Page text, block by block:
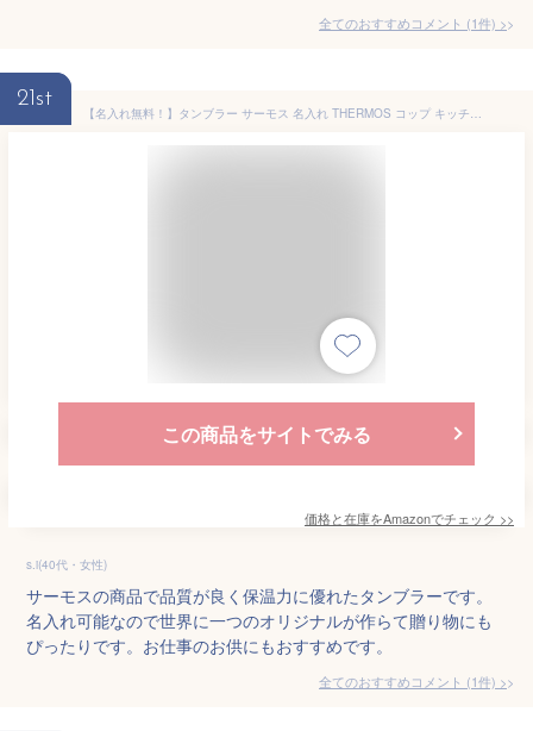
全てのおすすめコメント (1件) >
21st
【名入れ無料！】タンブラー サーモス 名入れ THERMOS コップ キッチン 名前入れ
この商品をサイトでみる
価格と在庫をAmazonでチェック >>
s.i(40代・女性)
サーモスの商品で品質が良く保温力に優れたタンブラーです。
名入れ可能なので世界に一つのオリジナルが作らて贈り物にも
ぴったりです。お仕事のお供にもおすすめです。
全てのおすすめコメント (1件) >